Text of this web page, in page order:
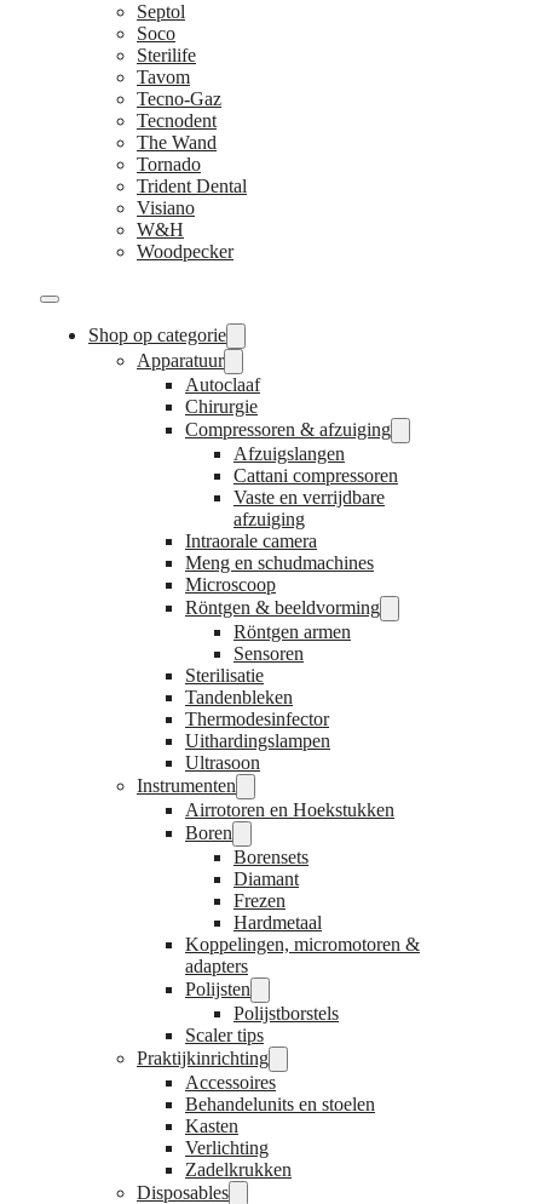
Septol
Soco
Sterilife
Tavom
Tecno-Gaz
Tecnodent
The Wand
Tornado
Trident Dental
Visiano
W&H
Woodpecker
Shop op categorie
Apparatuur
Autoclaaf
Chirurgie
Compressoren & afzuiging
Afzuigslangen
Cattani compressoren
Vaste en verrijdbare
afzuiging
Intraorale camera
Meng en schudmachines
Microscoop
Röntgen & beeldvorming
Röntgen armen
Sensoren
Sterilisatie
Tandenbleken
Thermodesinfector
Uithardingslampen
Ultrasoon
Instrumenten
Airrotoren en Hoekstukken
Boren
Borensets
Diamant
Frezen
Hardmetaal
Koppelingen, micromotoren &
adapters
Polijsten
Polijstborstels
Scaler tips
Praktijkinrichting
Accessoires
Behandelunits en stoelen
Kasten
Verlichting
Zadelkrukken
Disposables